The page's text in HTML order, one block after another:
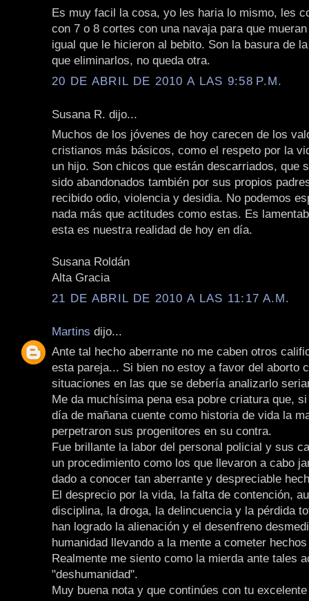
Es muy facil la cosa, yo les haria lo mismo, les
con 7 o 8 cortes con una navaja para que
igual que le hicieron al bebito. Son la basura de
que eliminarlos, no queda otra.
20 DE ABRIL DE 2010 A LAS 9:58 P.M.
Susana R. dijo...
Muchos de los jóvenes de hoy carecen de los
cristianos más básicos, como el respeto por la
un hijo. Son chicos que están descarriados, que
sido abandonados también por sus propios
recibido odio, violencia y desidia. No podemos
nada más que actitudes como estas. Es
esta es nuestra realidad de hoy en día.
Susana Roldán
Alta Gracia
21 DE ABRIL DE 2010 A LAS 11:17 A.M.
Martins dijo...
Ante tal hecho aberrante no me caben otros
esta pareja... Si bien no estoy a favor del aborto
situaciones en las que se debería analizarlo
Me da muchísima pena esa pobre criatura que,
día de mañana cuente como historia de vida la
perpetraron sus progenitores en su contra.
Fue brillante la labor del personal policial y sus
un procedimiento como los que llevaron a cabo
dado a conocer tan aberrante y despreciable
El desprecio por la vida, la falta de contención,
disciplina, la droga, la delincuencia y la pérdida
han logrado la alienación y el desenfreno
humanidad llevando a la mente a cometer
Realmente me siento como la mierda ante tales
"deshumanidad".
Muy buena nota y que continúes con tu